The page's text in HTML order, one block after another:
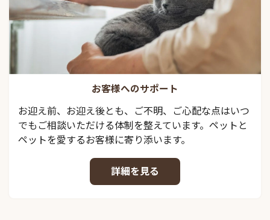
お客様へのサポート
お迎え前、お迎え後とも、ご不明、ご心配な点はいつ
でもご相談いただける体制を整えています。ペットと
ペットを愛するお客様に寄り添います。
詳細を見る